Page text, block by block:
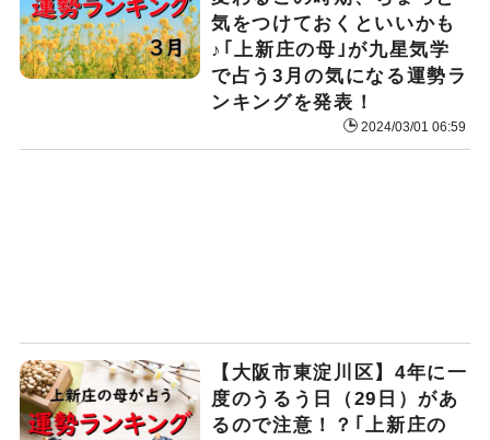
気をつけておくといいかも
♪｢上新庄の母｣が九星気学
で占う3月の気になる運勢ラ
ンキングを発表！
2024/03/01 06:59
【大阪市東淀川区】4年に一
度のうるう日（29日）があ
るので注意！？｢上新庄の